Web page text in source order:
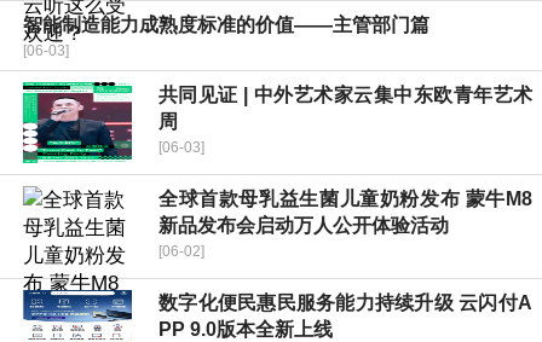
智能制造能力成熟度标准的价值——主管部门篇
[06-03]
共同见证 | 中外艺术家云集中东欧青年艺术
周
[06-03]
全球首款母乳益生菌儿童奶粉发布 蒙牛M8
新品发布会启动万人公开体验活动
[06-02]
数字化便民惠民服务能力持续升级 云闪付A
PP 9.0版本全新上线